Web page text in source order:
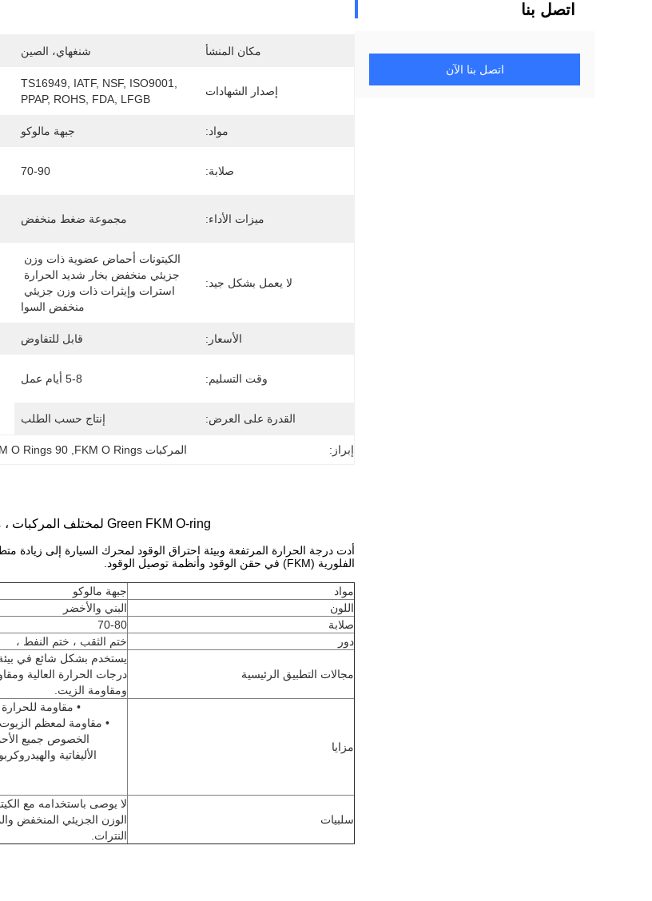
اتصل بنا
اتصل بنا الآن
مكان المنشأ شنغهاي، الصين
إصدار الشهادات
TS16949, IATF, NSF, ISO9001,
PPAP, ROHS, FDA, LFGB
مواد: جبهة مالوكو
صلابة: 70-90
ميزات الأداء: مجموعة ضغط منخفض
لا يعمل بشكل جيد:
منخفض السوا
الأسعار: قابل للتفاوض
وقت التسليم: 5-8 أيام عمل
القدرة على العرض: إنتاج حسب الطلب
إبراز: المركبات FKM O Rings ,
90 Hardness FKM O Rings
Green FKM O-ring لمختلف المركبات ، مقاومة لمعظم الزيوت والمذيبات
أدت درجة الحرارة المرتفعة وبيئة احتراق الوقود لمحرك السيارة إلى زيادة
الفلورية (FKM) في حقن الوقود وأنظمة توصيل الوقود.
مواد
جبهة مالوكو
اللون
البني والأخضر
صلابة
70-80
دور
ختم الثقب ، ختم النفط ،
مجالات التطبيق الرئيسية
يستخدم بشكل شائع في
درجات الحرارة العالية
ومقاومة الزيت.
مزايا
• مقاومة للحرارة حتى 250
• مقاومة لمعظم
الخصوص جميع
الأليفاتية
سلبيات
لا يوصى باستخدامه مع
الوزن الجزيئي المنخفض
النترات.